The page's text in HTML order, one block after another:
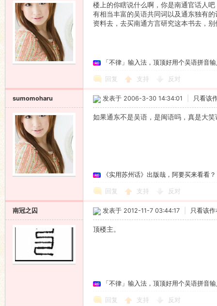
楼上的你瞎说什么啊，你是南通官话人
有相当丰富的吴语共同词以及通东独有
资料去，去买南通方言研究这本书去，
「不律」输入法，顶顶好用个吴语拼音
回复 支持 反对
sumomoharu 发表于 2006-3-30 14:34:01 只看该
如果通东不是吴语，是闽语吗，真是大
《实用苏州话》出版哉，阿要买来看看？
回复 支持 反对
南冠之囚 发表于 2012-11-7 03:44:17 只看该作
顶楼主。
「不律」输入法，顶顶好用个吴语拼音
回复 支持 反对